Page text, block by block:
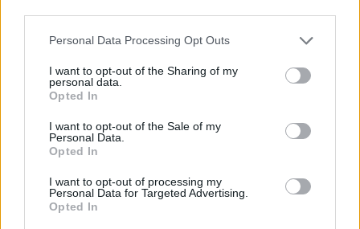
Please note that this website/app uses one or more Google
not limited to your visit or usage behaviour. You may click to
grant or deny consent to Google and its third-party tags to
use your data for below specified purposes in below Google
consent section.
Personal Data Processing Opt Outs
I want to opt-out of the Sharing of my
personal data.
Opted In
I want to opt-out of the Sale of my
Personal Data.
Opted In
I want to opt-out of processing my
Personal Data for Targeted Advertising.
Opted In
Mundial: posibles onces tipo de las selecciones del Grupo C
México. ¿Cuáles pueden ser los posibles onces tipo de estas
selecciones del grupo C en el torneo?